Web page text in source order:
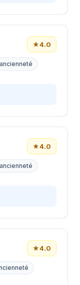
★4.0
★4.0
★4.0